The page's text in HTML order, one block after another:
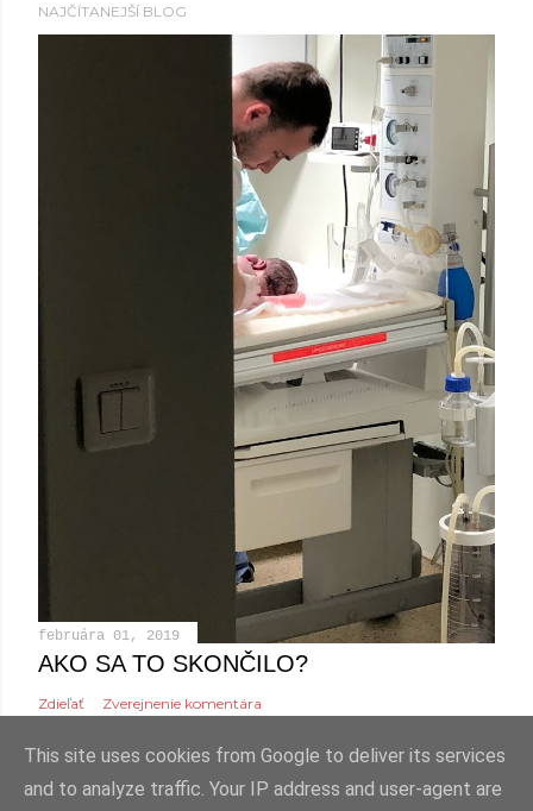
NAJČÍTANEJŠÍ BLOG
februára 01, 2019
AKO SA TO SKONČILO?
Zdieľať Zverejnenie komentára
This site uses cookies from Google to deliver its services
and to analyze traffic. Your IP address and user-agent are